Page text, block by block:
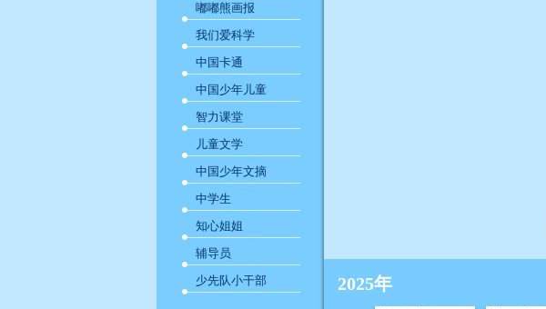
嘟嘟熊画报
我们爱科学
中国卡通
中国少年儿童
智力课堂
儿童文学
中国少年文摘
中学生
知心姐姐
辅导员
少先队小干部
2025年